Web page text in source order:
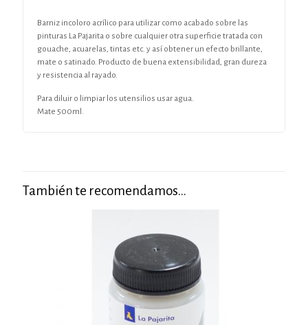
Barniz incoloro acrílico para utilizar como acabado sobre las
pinturas La Pajarita o sobre cualquier otra superficie tratada con
gouache, acuarelas, tintas etc. y así obtener un efecto brillante,
mate o satinado. Producto de buena extensibilidad, gran dureza
y resistencia al rayado.
Para diluir o limpiar los utensilios usar agua.
Mate 500ml.
También te recomendamos…